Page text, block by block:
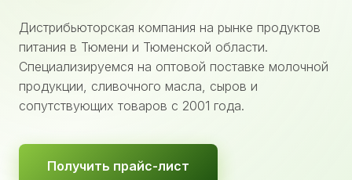
Дистрибьюторская компания на рынке продуктов
питания в Тюмени и Тюменской области.
Специализируемся на оптовой поставке молочной
продукции, сливочного масла, сыров и
сопутствующих товаров с 2001 года.
Получить прайс-лист